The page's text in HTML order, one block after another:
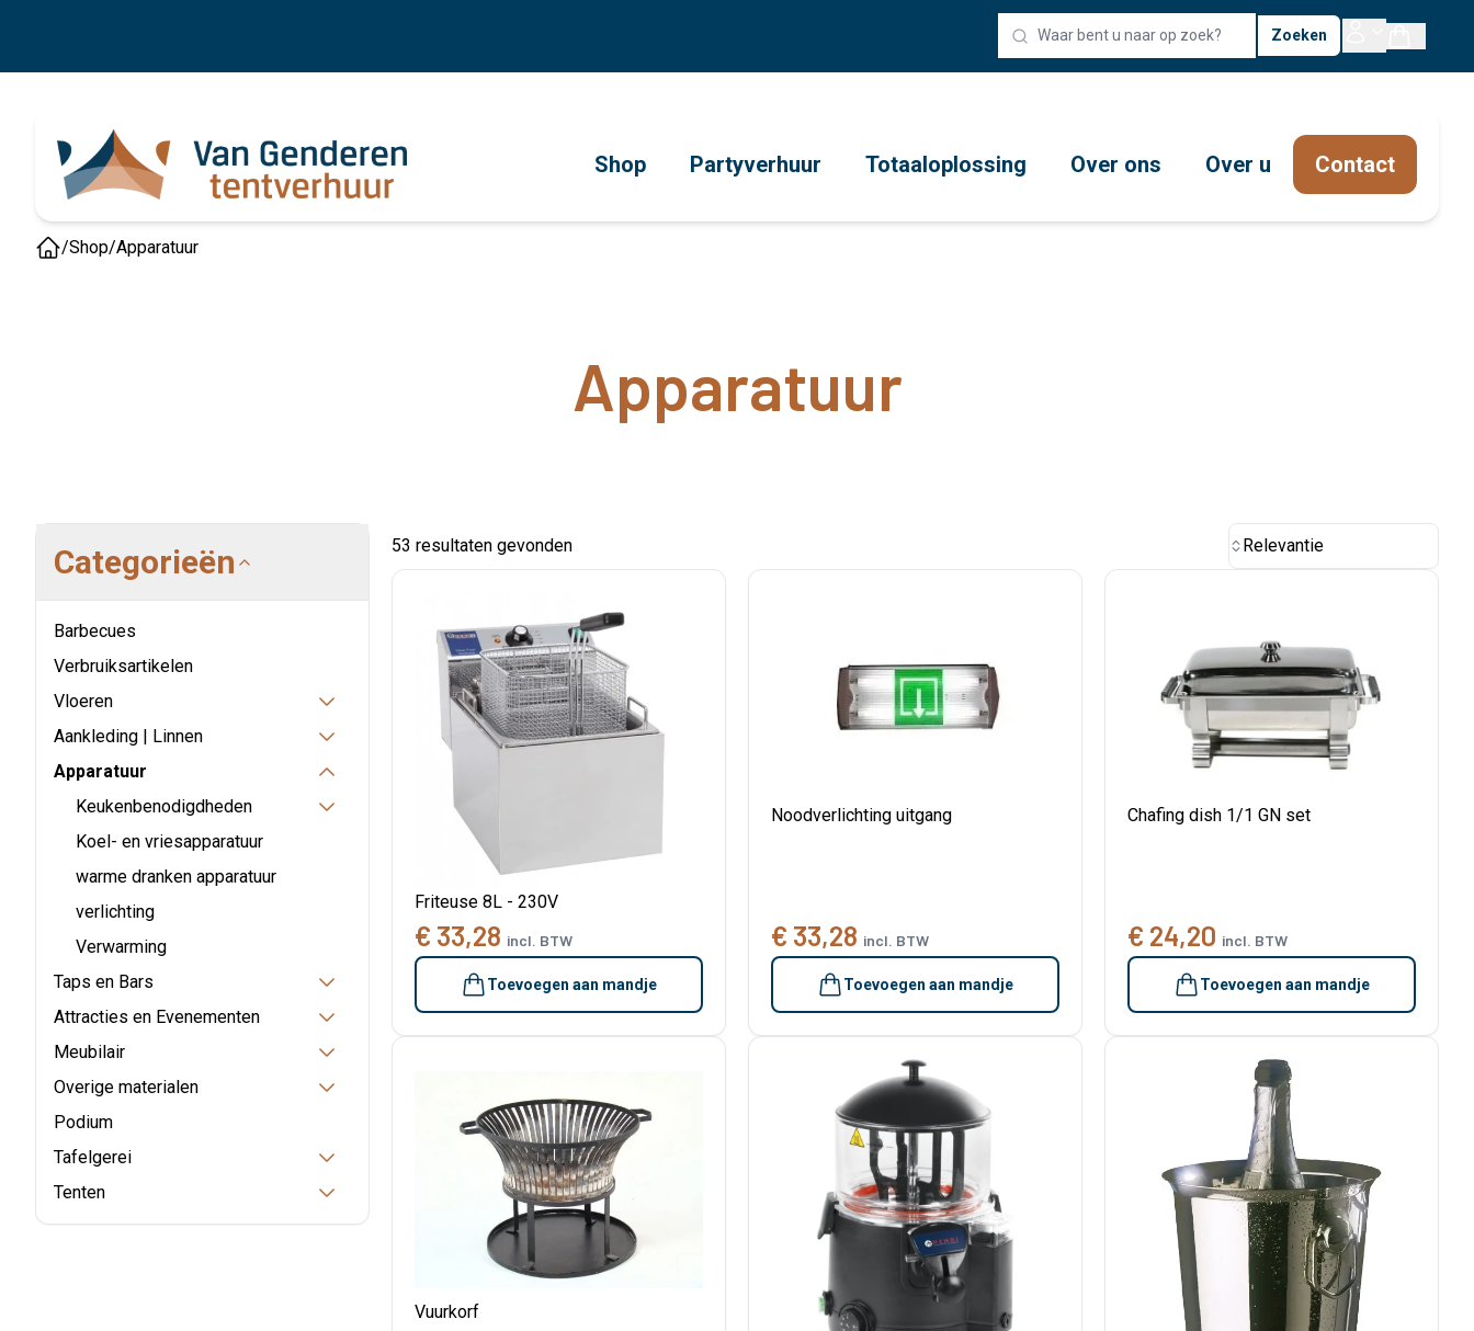
Zoeken
Shop Partyverhuur Totaaloplossing Over ons Over u Contact
/Shop/Apparatuur
Apparatuur
Categorieën
Barbecues
Verbruiksartikelen
Vloeren
Aankleding | Linnen
Apparatuur
Keukenbenodigdheden
Koel- en vriesapparatuur
warme dranken apparatuur
verlichting
Verwarming
Taps en Bars
Attracties en Evenementen
Meubilair
Overige materialen
Podium
Tafelgerei
Tenten
53 resultaten gevonden Relevantie
Friteuse 8L - 230V
€ 33,28 incl. BTW
Toevoegen aan mandje
Noodverlichting uitgang
€ 33,28 incl. BTW
Toevoegen aan mandje
Chafing dish 1/1 GN set
€ 24,20 incl. BTW
Toevoegen aan mandje
Vuurkorf